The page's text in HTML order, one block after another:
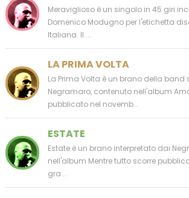
Meraviglioso è un singolo in 45 giri
Domenico Modugno per l'etichetta
Italiana. Il ...
LA PRIMA VOLTA
La Prima Volta è un brano della band
Negramaro, contenuto nell'album
pubblicato nel novemb...
ESTATE
Estate è un brano interpretato dai
nell'album Mentre tutto scorre
gra...